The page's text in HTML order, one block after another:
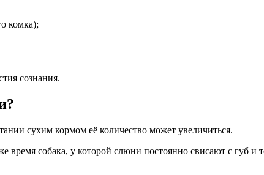
комка);
сознания.
сухим кормом её количество может увеличиться.
собака, у которой слюни постоянно свисают с губ и